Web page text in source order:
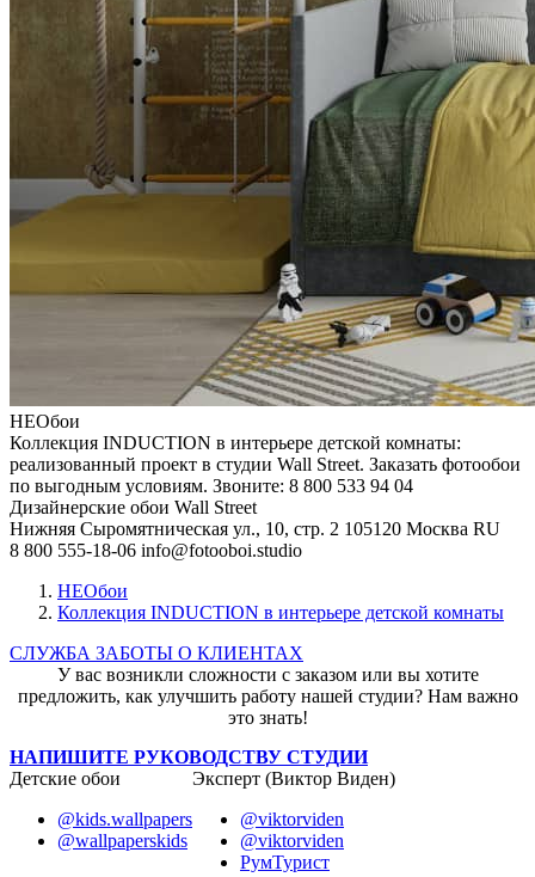
НЕОбои
Коллекция INDUCTION в интерьере детской комнаты:
реализованный проект в студии Wall Street. Заказать фотообои
по выгодным условиям. Звоните: 8 800 533 94 04
Дизайнерские обои Wall Street
Нижняя Сыромятническая ул., 10, стр. 2 105120 Москва RU
8 800 555-18-06 info@fotooboi.studio
НЕОбои
Коллекция INDUCTION в интерьере детской комнаты
СЛУЖБА ЗАБОТЫ О КЛИЕНТАХ
У вас возникли сложности с заказом или вы хотите
предложить, как улучшить работу нашей студии? Нам важно
это знать!
НАПИШИТЕ РУКОВОДСТВУ СТУДИИ
Детские обои
@kids.wallpapers
@wallpaperskids
Эксперт (Виктор Виден)
@viktorviden
@viktorviden
РумТурист